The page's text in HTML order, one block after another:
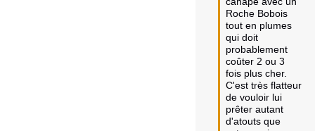
Roche Bobois
tout en plumes
qui doit
probablement
coûter 2 ou 3
fois plus cher.
C'est très flatteur
de vouloir lui
prêter autant
d'atouts que